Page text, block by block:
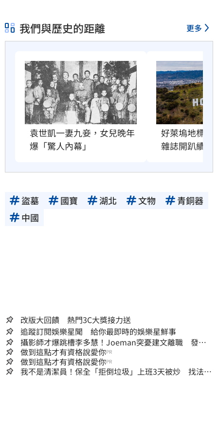
我們與歷史的距離 更多
袁世凱一妻九妾，女兒晚年
爆「驚人內幕」
好萊塢地標恐
雜誌開趴續命
盜墓 國寶 湖北 文物
青銅器
中國
改版大回饋 熱門3C大獎接力送
追蹤訂閱娛樂星聞 給你最即時的娛樂星鮮事
攝影師才爆跳槽李多慧！Joeman突憂建文離職 發聲
「其實我很清楚」
做到這點才有資格說愛你PR
做到這點才有資格說愛你PR
我不是清潔員！保全「拒倒垃圾」上班3天被炒 找法院